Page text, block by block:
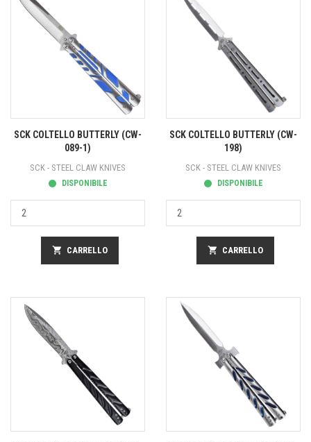
SCK COLTELLO BUTTERLY (CW-
089-1)
SCK - STEEL CLAW KNIVES
DISPONIBILE
shopping_cart CARRELLO
SCK COLTELLO BUTTERLY (CW-
198)
SCK - STEEL CLAW KNIVES
DISPONIBILE
shopping_cart CARRELLO